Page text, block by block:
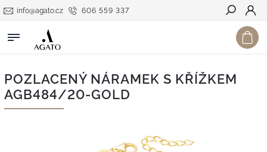
606 559 337
info@agato.cz
Hledat
POZLACENÝ NÁRAMEK S KŘÍŽKEM
AGB484/20-GOLD